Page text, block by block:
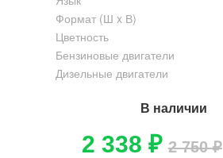
Формат (Ш x В)
Цветность
Бензиновые двигатели
Дизельные двигатели
В наличии
2 338 ₽ 2 750 ₽